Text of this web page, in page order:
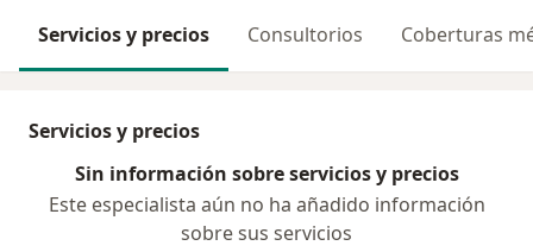
Servicios y precios Consultorios Coberturas
Servicios y precios
Sin información sobre servicios y precios
Este especialista aún no ha añadido información
sobre sus servicios